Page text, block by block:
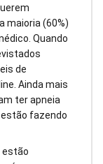
maioria (60%)
Quando
de
Ainda mais
ter apneia
fazendo
estão